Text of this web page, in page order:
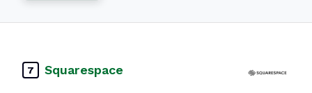
7 Squarespace